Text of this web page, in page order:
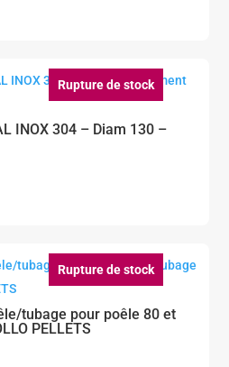
Rupture de stock
INOX 304 – Diam 130 –
€.
Rupture de stock
tubage pour poêle 80 et
PELLETS